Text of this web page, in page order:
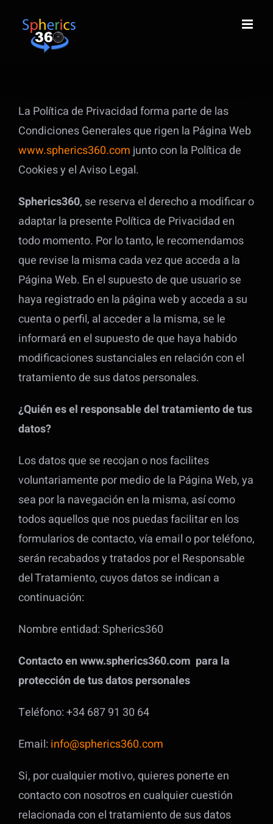
contenido
La Política de Privacidad forma parte de las
Condiciones Generales que rigen la Página Web
www.spherics360.com junto con la Política de
Cookies y el Aviso Legal.
Spherics360, se reserva el derecho a modificar o
adaptar la presente Política de Privacidad en
todo momento. Por lo tanto, le recomendamos
que revise la misma cada vez que acceda a la
Página Web. En el supuesto de que usuario se
haya registrado en la página web y acceda a su
cuenta o perfil, al acceder a la misma, se le
informará en el supuesto de que haya habido
modificaciones sustanciales en relación con el
tratamiento de sus datos personales.
¿Quién es el responsable del tratamiento de tus
datos?
Los datos que se recojan o nos facilites
voluntariamente por medio de la Página Web, ya
sea por la navegación en la misma, así como
todos aquellos que nos puedas facilitar en los
formularios de contacto, vía email o por teléfono,
serán recabados y tratados por el Responsable
del Tratamiento, cuyos datos se indican a
continuación:
Nombre entidad: Spherics360
Contacto en www.spherics360.com para la
protección de tus datos personales
Teléfono: +34 687 91 30 64
Email: info@spherics360.com
Si, por cualquier motivo, quieres ponerte en
contacto con nosotros en cualquier cuestión
relacionada con el tratamiento de sus datos